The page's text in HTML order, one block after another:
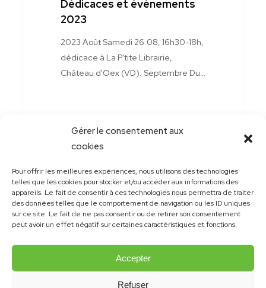
Gérer le consentement aux
cookies
Pour offrir les meilleures expériences, nous utilisons des technologies
telles que les cookies pour stocker et/ou accéder aux informations des
appareils. Le fait de consentir à ces technologies nous permettra de traiter
des données telles que le comportement de navigation ou les ID uniques
sur ce site. Le fait de ne pas consentir ou de retirer son consentement
peut avoir un effet négatif sur certaines caractéristiques et fonctions.
Accepter
Refuser
Dédicaces et évènements
2023
2023 Août Samedi 26.08, 16h30-18h,
dédicace à La P'tite Librairie,
Château d'Oex (VD). Septembre Du…